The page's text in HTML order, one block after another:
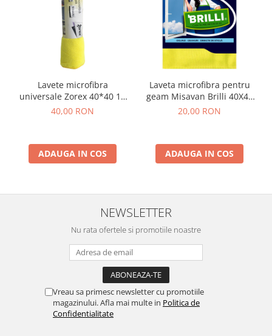
Lavete microfibra
universale Zorex 40*40 10
buc
40,00 RON
ADAUGA IN COS
Laveta microfibra pentru
geam Misavan Brilli 40X40
cm
20,00 RON
ADAUGA IN COS
NEWSLETTER
Nu rata ofertele si promotiile noastre
Vreau sa primesc newsletter cu promotiile
magazinului. Afla mai multe in Politica de
Confidentialitate